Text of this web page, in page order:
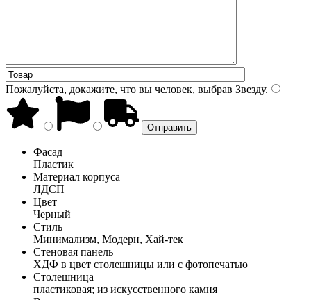
Пожалуйста, докажите, что вы человек, выбрав Звезду.
Фасад
Пластик
Материал корпуса
ЛДСП
Цвет
Черный
Стиль
Минимализм, Модерн, Хай-тек
Стеновая панель
ХДФ в цвет столешницы или с фотопечатью
Столешница
пластиковая; из искусственного камня